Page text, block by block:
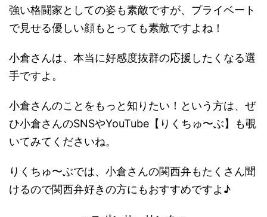
強い格闘家としての姿も素敵ですが、プライベート
で見せる優しい顔もとっても素敵ですよね！
小倉さんは、本当に好感度抜群の応援したくなる選
手ですよ。
小倉さんのことをもっと知りたい！という方は、ぜ
ひ小倉さんのSNSやYouTube【りくちゅ〜ぶ】も覗
いてみてくださいね。
りくちゅ〜ぶでは、小倉さんの関西弁もたくさん聞
けるので関西弁好きの方にもおすすめですよ♪